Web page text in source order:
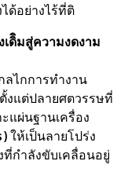
ด้อย่างไร้ที่ติ
เดิิมสู่ความงดงาม
ลไกการทำงาน
งแต่ปลายศตวรรษที่
แผ่นฐานเครื่อง
ให้เป็นลายโปร่ง
ที่กำลังขับเคลื่อนอยู่